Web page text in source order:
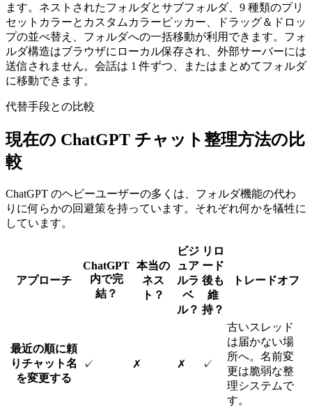
ます。ネストされたフォルダとサブフォルダ、9 種類のプリ
セットカラーとカスタムカラーピッカー、ドラッグ＆ドロッ
プの並べ替え、フォルダへの一括移動が利用できます。フォ
ルダ構造はブラウザにローカル保存され、外部サーバーには
送信されません。会話は 1 件ずつ、またはまとめてフォルダ
に移動できます。
代替手段との比較
現在の ChatGPT チャット整理方法の比
較
ChatGPT のヘビーユーザーの多くは、フォルダ機能の代わ
りに何らかの回避策を持っています。それぞれ何かを犠牲に
しています。
アプローチ
ChatGPT
内で完
結？
本当の
ネス
ト？
ビジ
ュア
ルラ
ベ
ル？
リロ
ード
後も
維
持？
トレードオフ
最近の順に頼
りチャット名
を変更する
✓ ✗ ✗ ✓
古いスレッド
は届かない場
所へ。名前変
更は脆弱な整
理システムで
す。